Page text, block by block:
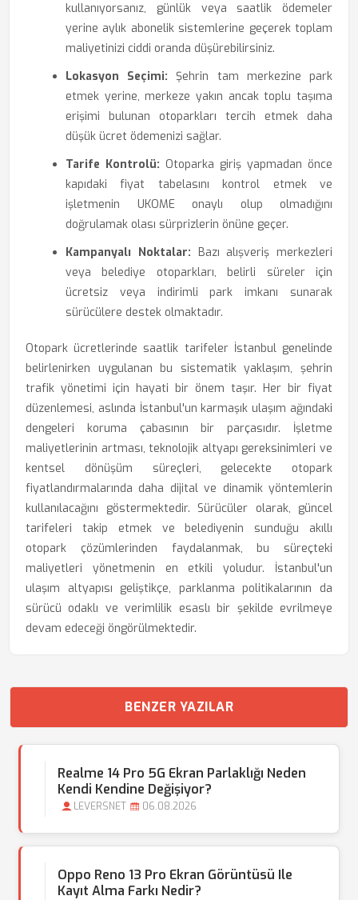
kullanıyorsanız, günlük veya saatlik ödemeler
yerine aylık abonelik sistemlerine geçerek toplam
maliyetinizi ciddi oranda düşürebilirsiniz.
Lokasyon Seçimi: Şehrin tam merkezine park
etmek yerine, merkeze yakın ancak toplu taşıma
erişimi bulunan otoparkları tercih etmek daha
düşük ücret ödemenizi sağlar.
Tarife Kontrolü: Otoparka giriş yapmadan önce
kapıdaki fiyat tabelasını kontrol etmek ve
işletmenin UKOME onaylı olup olmadığını
doğrulamak olası sürprizlerin önüne geçer.
Kampanyalı Noktalar: Bazı alışveriş merkezleri
veya belediye otoparkları, belirli süreler için
ücretsiz veya indirimli park imkanı sunarak
sürücülere destek olmaktadır.
Otopark ücretlerinde saatlik tarifeler İstanbul genelinde
belirlenirken uygulanan bu sistematik yaklaşım, şehrin
trafik yönetimi için hayati bir önem taşır. Her bir fiyat
düzenlemesi, aslında İstanbul'un karmaşık ulaşım ağındaki
dengeleri koruma çabasının bir parçasıdır. İşletme
maliyetlerinin artması, teknolojik altyapı gereksinimleri ve
kentsel dönüşüm süreçleri, gelecekte otopark
fiyatlandırmalarında daha dijital ve dinamik yöntemlerin
kullanılacağını göstermektedir. Sürücüler olarak, güncel
tarifeleri takip etmek ve belediyenin sunduğu akıllı
otopark çözümlerinden faydalanmak, bu süreçteki
maliyetleri yönetmenin en etkili yoludur. İstanbul'un
ulaşım altyapısı geliştikçe, parklanma politikalarının da
sürücü odaklı ve verimlilik esaslı bir şekilde evrilmeye
devam edeceği öngörülmektedir.
BENZER YAZILAR
Realme 14 Pro 5G Ekran Parlaklığı Neden
Kendi Kendine Değişiyor?
LEVERSNET 06.08.2026
Oppo Reno 13 Pro Ekran Görüntüsü Ile
Kayıt Alma Farkı Nedir?